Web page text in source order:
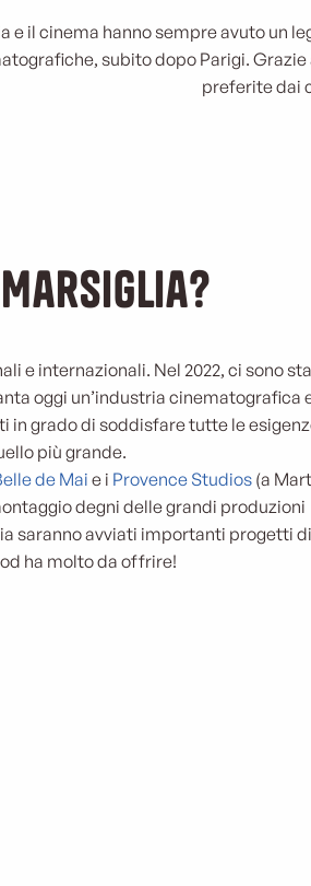
e il cinema hanno sempre avuto un
subito dopo Parigi.
preferite dai
e internazionali. Nel 2022, ci sono
oggi un’industria cinematografica
in grado di soddisfare tutte le
più grande.
de Mai e i Provence Studios (a
degni delle grandi produzioni
saranno avviati importanti progetti
ha molto da offrire!